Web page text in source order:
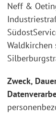
Neff &
Waldkirchen
Zweck,